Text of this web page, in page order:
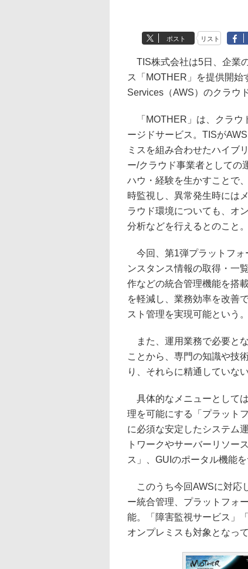
ポスト リスト
TIS株式会社は5日、企業
ス「MOTHER」を提供開
Services（AWS）のクラウ
「MOTHER」は、クラウ
ージドサービス。TISが
ミスを組み合わせたハイブ
ー/クラウド事業者としての
ハウ・経験を生かすことで
時監視し、異常発生時には
ラウド環境についても、オ
分析などを行えるとのこと。
今回、第1弾プラットフォ
ンスタンス情報の取得・一
作などの統合管理機能を搭
を軽減し、業務効率を改善
スト管理を実現可能という。
また、運用業務で必要と
ことから、専門の知識や技
り、それらに精通していな
具体的なメニューとして
理を可能にする「プラット
に必須な安定したシステム
トワークやサーバーリソー
ス」、GUIのポータル機能
このうち今回AWSに対応
ー統合管理、プラットフォ
能。「障害監視サービス」
オンプレミスも対象となって